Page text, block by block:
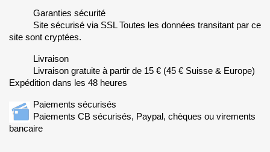
Garanties sécurité
Site sécurisé via SSL Toutes les données transitant par ce
site sont cryptées.
Livraison
Livraison gratuite à partir de 15 € (45 € Suisse & Europe)
Expédition dans les 48 heures
Paiements sécurisés
Paiements CB sécurisés, Paypal, chèques ou virements
bancaire